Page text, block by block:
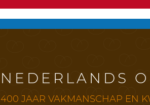
NEDERLANDS
400 JAAR VAKMANSCHAP EN